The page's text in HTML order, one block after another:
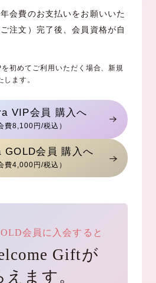
会費のお支払いをお願いいた
注文）完了後、会員資格が自
初めてご利用いただく場合、新規
ます。
VIP会員 購入へ
費8,100円/税込）
GOLD会員 購入へ
費4,000円/税込）
会員に入会すると
Giftが
えます。